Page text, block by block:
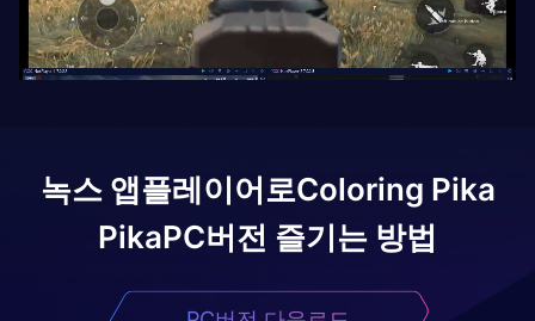
녹스 앱플레이어로Coloring Pika
PikaPC버전 즐기는 방법